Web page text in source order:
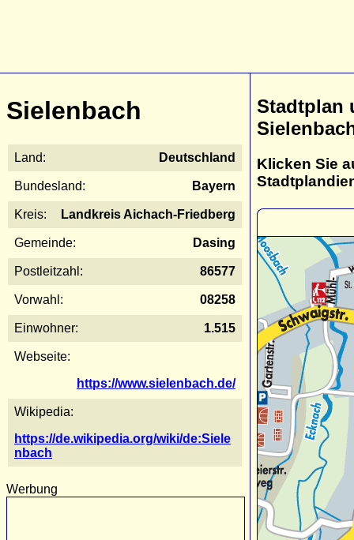
Sielenbach
Land: Deutschland
Bundesland: Bayern
Kreis: Landkreis Aichach-Friedberg
Gemeinde: Dasing
Postleitzahl: 86577
Vorwahl: 08258
Einwohner: 1.515
Webseite:
https://www.sielenbach.de/
Wikipedia:
https://de.wikipedia.org/wiki/de:Siele
nbach
Werbung
Stadtplan
Klicken Sie